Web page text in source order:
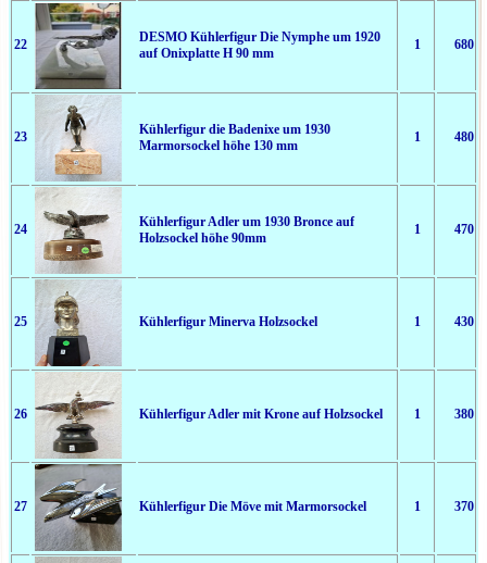
22
DESMO Kühlerfigur Die Nymphe um 1920
auf Onixplatte H 90 mm
1 680
23
Kühlerfigur die Badenixe um 1930
Marmorsockel höhe 130 mm
1 480
24
Kühlerfigur Adler um 1930 Bronce auf
Holzsockel höhe 90mm
1 470
25 Kühlerfigur Minerva Holzsockel 1 430
26 Kühlerfigur Adler mit Krone auf Holzsockel 1 380
27 Kühlerfigur Die Möve mit Marmorsockel 1 370